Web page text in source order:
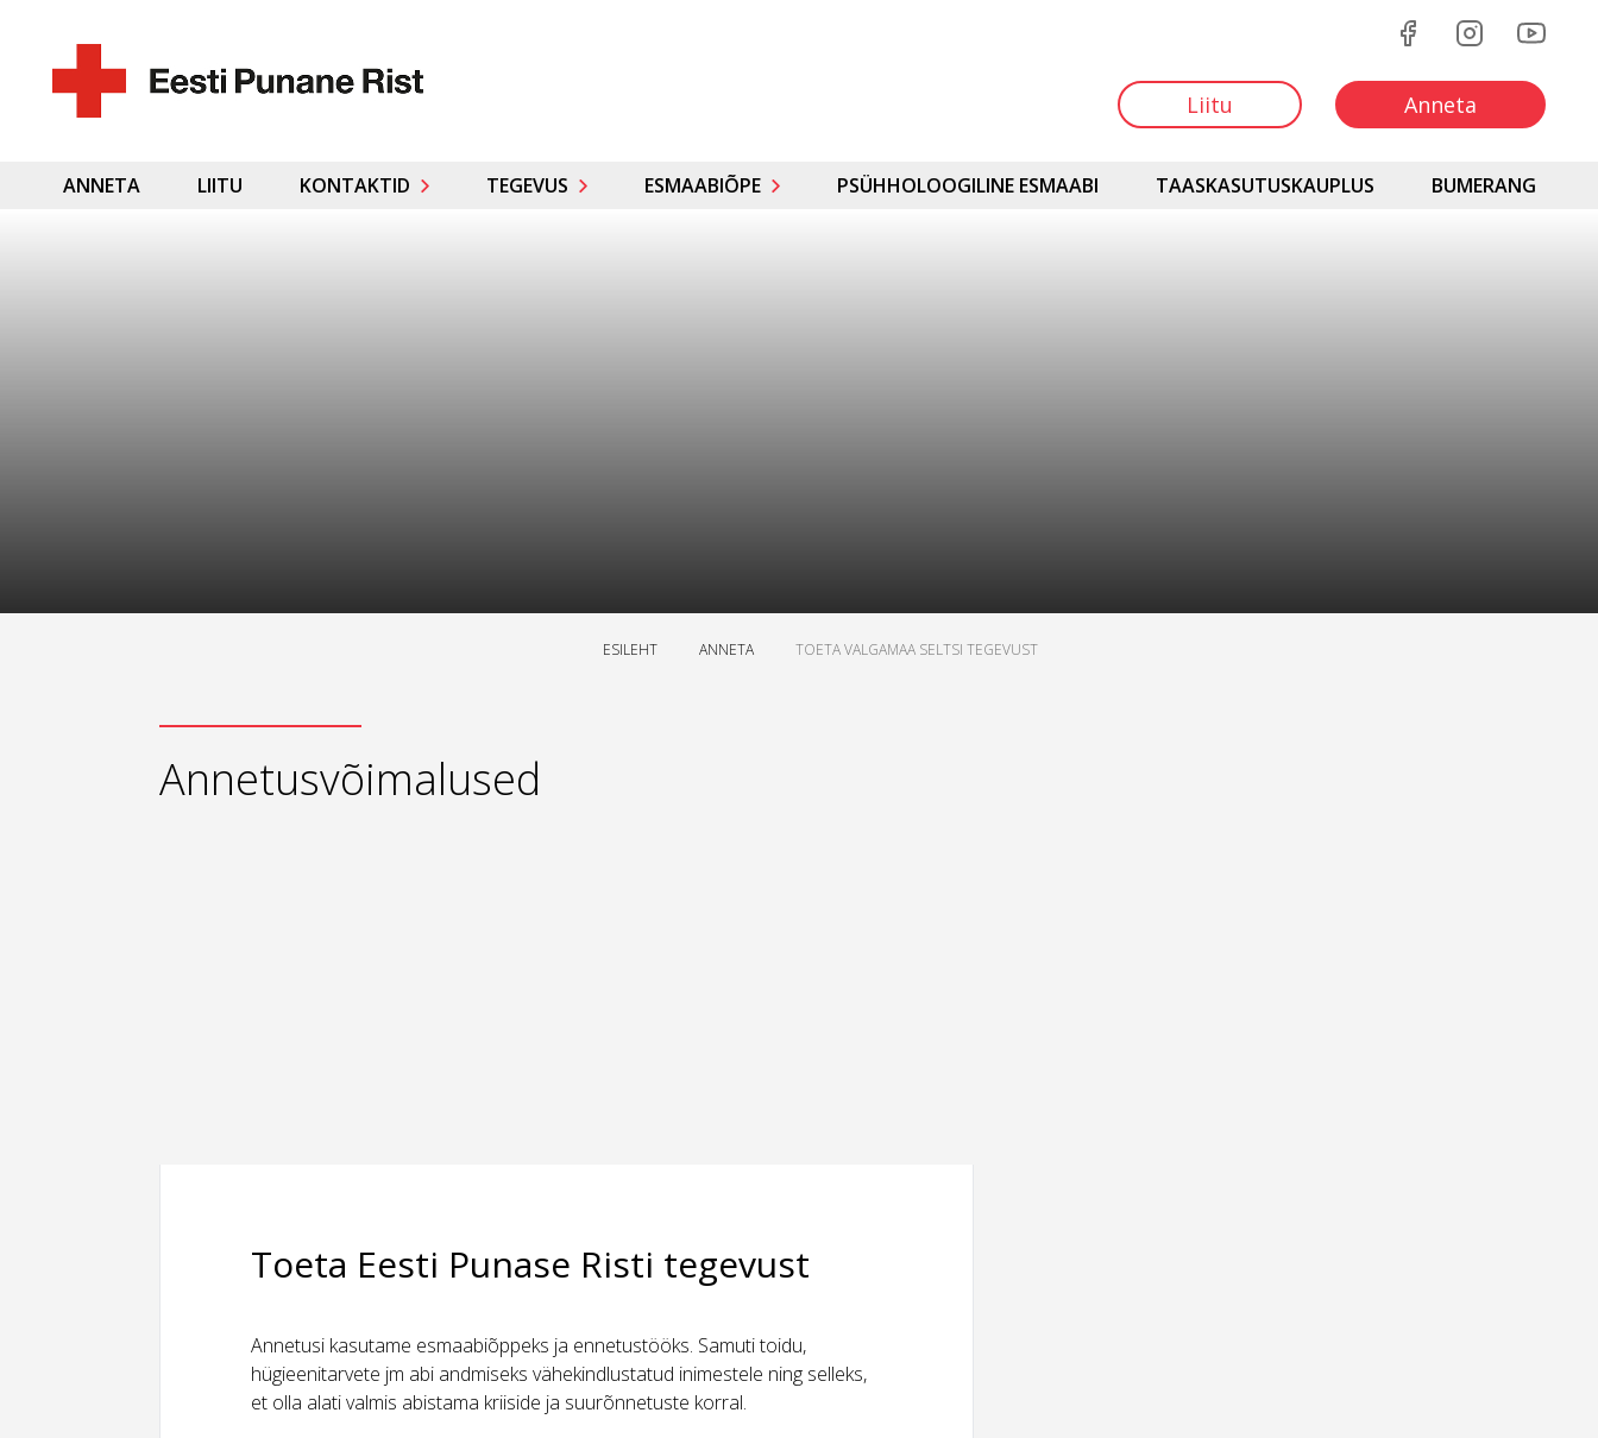
Liitu Anneta
ANNETA LIITU KONTAKTID TEGEVUS ESMAABIÕPE PSÜHHOLOOGILINE ESMAABI TAASKASUTUSKAUPLUS BUMERANG
ESILEHT ANNETA TOETA VALGAMAA SELTSI TEGEVUST
Annetusvõimalused
Toeta Eesti Punase Risti tegevust
Annetusi kasutame esmaabiõppeks ja ennetustööks. Samuti toidu,
hügieenitarvete jm abi andmiseks vähekindlustatud inimestele ning selleks,
et olla alati valmis abistama kriiside ja suurõnnetuste korral.